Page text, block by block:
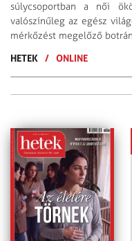
súlycsoportban a női
valószínűleg az egész
mérkőzést megelőző
HETEK
/ ONLINE